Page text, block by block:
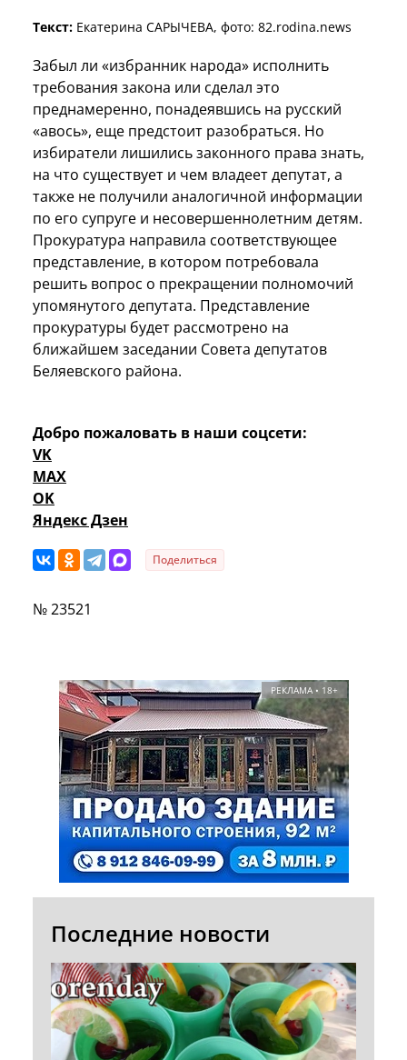
Текст: Екатерина САРЫЧЕВА, фото: 82.rodina.news
Забыл ли «избранник народа» исполнить
требования закона или сделал это
преднамеренно, понадеявшись на русский
«авось», еще предстоит разобраться. Но
избиратели лишились законного права знать,
на что существует и чем владеет депутат, а
также не получили аналогичной информации
по его супруге и несовершеннолетним детям.
Прокуратура направила соответствующее
представление, в котором потребовала
решить вопрос о прекращении полномочий
упомянутого депутата. Представление
прокуратуры будет рассмотрено на
ближайшем заседании Совета депутатов
Беляевского района.
Добро пожаловать в наши соцсети:
VK
MAX
OK
Яндекс Дзен
Поделиться
№ 23521
РЕКЛАМА • 18+
Последние новости